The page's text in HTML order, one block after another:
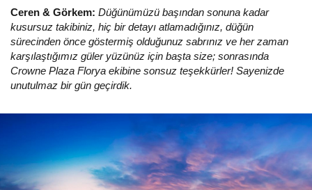
Ceren & Görkem: Düğünümüzü başından sonuna kadar
kusursuz takibiniz, hiç bir detayı atlamadığınız, düğün
sürecinden önce göstermiş olduğunuz sabrınız ve her zaman
karşılaştığımız güler yüzünüz için başta size; sonrasında
Crowne Plaza Florya ekibine sonsuz teşekkürler! Sayenizde
unutulmaz bir gün geçirdik.